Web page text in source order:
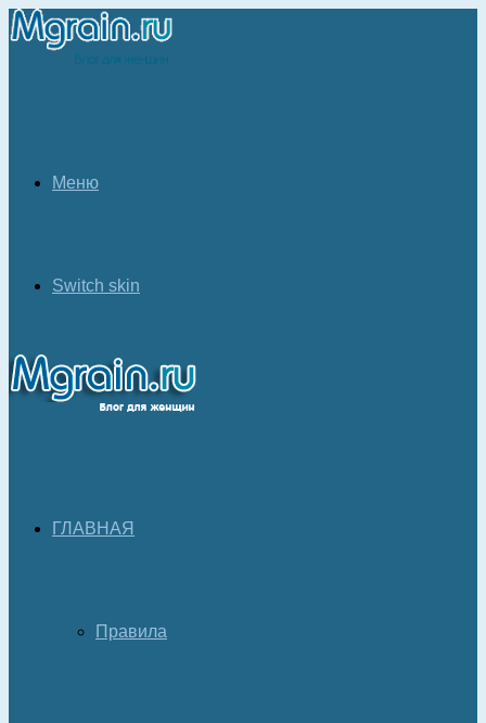
Меню
Switch skin
ГЛАВНАЯ
Правила